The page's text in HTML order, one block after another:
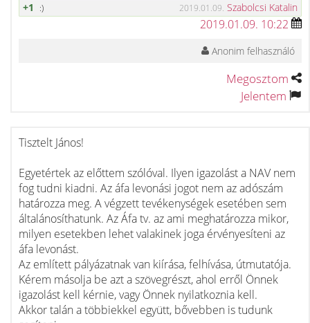
+1
:) 2019.01.09. Szabolcsi Katalin
2019.01.09. 10:22
Anonim felhasználó
Megosztom
Jelentem
Tisztelt János!
Egyetértek az előttem szólóval. Ilyen igazolást a NAV nem
fog tudni kiadni. Az áfa levonási jogot nem az adószám
határozza meg. A végzett tevékenységek esetében sem
általánosíthatunk. Az Áfa tv. az ami meghatározza mikor,
milyen esetekben lehet valakinek joga érvényesíteni az
áfa levonást.
Az említett pályázatnak van kiírása, felhívása, útmutatója.
Kérem másolja be azt a szövegrészt, ahol erről Önnek
igazolást kell kérnie, vagy Önnek nyilatkoznia kell.
Akkor talán a többiekkel együtt, bővebben is tudunk